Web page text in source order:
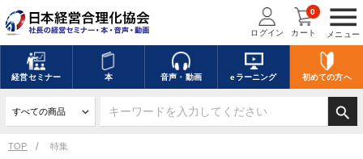
menu
メニュー
ログイン カート
0
経営セミナー 本 音声・動画 eラーニング 初めての方へ
search
TOP 特集